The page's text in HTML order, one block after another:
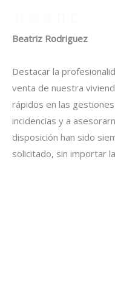
Beatriz Rodriguez
Destacar la
venta de nuestra
rápidos en las
incidencias y a
disposición han sido
solicitado, sin importar